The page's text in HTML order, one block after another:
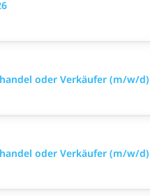
oder Verkäufer (m/w/
oder Verkäufer (m/w/